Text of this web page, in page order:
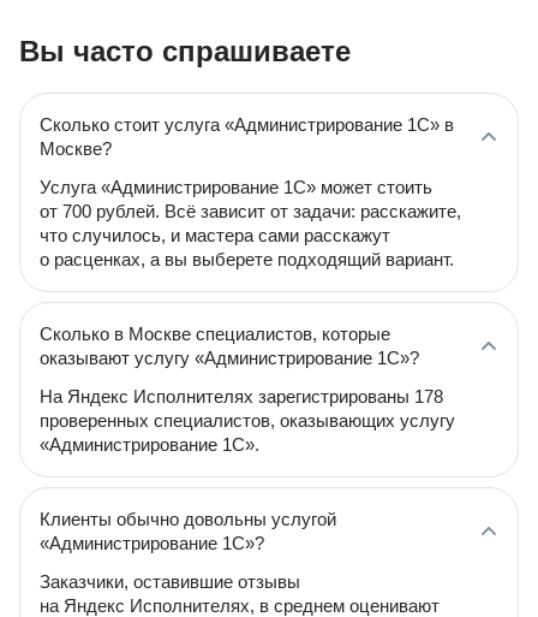
Вы часто спрашиваете
Сколько стоит услуга «Администрирование 1С» в
Москве?
Услуга «Администрирование 1С» может стоить
от 700 рублей. Всё зависит от задачи: расскажите,
что случилось, и мастера сами расскажут
о расценках, а вы выберете подходящий вариант.
Сколько в Москве специалистов, которые
оказывают услугу «Администрирование 1С»?
На Яндекс Исполнителях зарегистрированы 178
проверенных специалистов, оказывающих услугу
«Администрирование 1С».
Клиенты обычно довольны услугой
«Администрирование 1С»?
Заказчики, оставившие отзывы
на Яндекс Исполнителях, в среднем оценивают